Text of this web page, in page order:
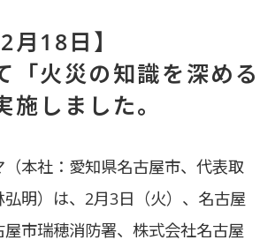
月18日】
「火災の知識を深める
施しました。
本社：愛知県名古屋市、代表取
明）は、2月3日（火）、名古屋
市瑞穂消防署、株式会社名古屋